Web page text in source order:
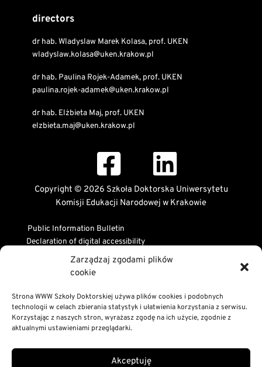
Zarządzaj zgodami plików
cookie
Strona WWW Szkoły Doktorskiej używa plików cookies i podobnych
technologii w celach zbierania statystyk i ułatwienia korzystania z serwisu.
Korzystając z naszych stron, wyrażasz zgodę na ich użycie, zgodnie z
aktualnymi ustawieniami przeglądarki.
Akceptuję
directors
dr hab. Wladyslaw Marek Kolasa, prof. UKEN
wladyslaw.kolasa@uken.krakow.pl
dr hab. Paulina Rojek-Adamek, prof. UKEN
paulina.rojek-adamek@uken.krakow.pl
dr hab. Elżbieta Maj, prof. UKEN
elzbieta.maj@uken.krakow.pl
Copyright © 2026 Szkoła Doktorska Uniwersytetu
Komisji Edukacji Narodowej w Krakowie
Public Information Bulletin
Declaration of digital accessibility
RODO Statement
Privacy and Cookies Policy